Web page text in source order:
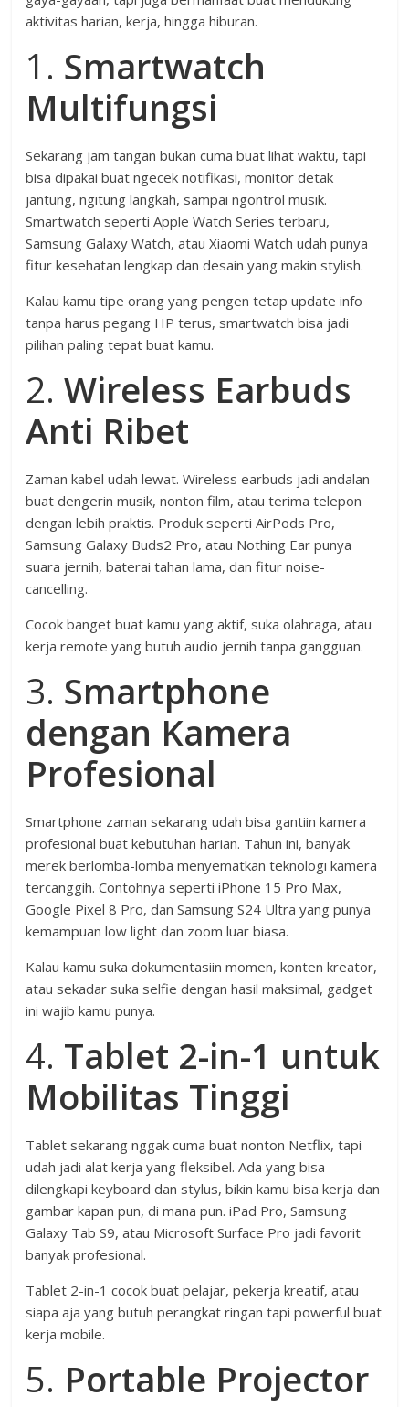
aktivitas harian, kerja, hingga hiburan.
1. Smartwatch
Multifungsi
Sekarang jam tangan bukan cuma buat lihat waktu, tapi
bisa dipakai buat ngecek notifikasi, monitor detak
jantung, ngitung langkah, sampai ngontrol musik.
Smartwatch seperti Apple Watch Series terbaru,
Samsung Galaxy Watch, atau Xiaomi Watch udah punya
fitur kesehatan lengkap dan desain yang makin stylish.
Kalau kamu tipe orang yang pengen tetap update info
tanpa harus pegang HP terus, smartwatch bisa jadi
pilihan paling tepat buat kamu.
2.Wireless Earbuds
Anti Ribet
Zaman kabel udah lewat. Wireless earbuds jadi andalan
buat dengerin musik, nonton film, atau terima telepon
dengan lebih praktis. Produk seperti AirPods Pro,
Samsung Galaxy Buds2 Pro, atau Nothing Ear punya
suara jernih, baterai tahan lama, dan fitur noise-
cancelling.
Cocok banget buat kamu yang aktif, suka olahraga, atau
kerja remote yang butuh audio jernih tanpa gangguan.
3. Smartphone
dengan Kamera
Profesional
Smartphone zaman sekarang udah bisa gantiin kamera
profesional buat kebutuhan harian. Tahun ini, banyak
merek berlomba-lomba menyematkan teknologi kamera
tercanggih. Contohnya seperti iPhone 15 Pro Max,
Google Pixel 8 Pro, dan Samsung S24 Ultra yang punya
kemampuan low light dan zoom luar biasa.
Kalau kamu suka dokumentasiin momen, konten kreator,
atau sekadar suka selfie dengan hasil maksimal, gadget
ini wajib kamu punya.
4. Tablet 2-in-1 untuk
Mobilitas Tinggi
Tablet sekarang nggak cuma buat nonton Netflix, tapi
udah jadi alat kerja yang fleksibel. Ada yang bisa
dilengkapi keyboard dan stylus, bikin kamu bisa kerja dan
gambar kapan pun, di mana pun. iPad Pro, Samsung
Galaxy Tab S9, atau Microsoft Surface Pro jadi favorit
banyak profesional.
Tablet 2-in-1 cocok buat pelajar, pekerja kreatif, atau
siapa aja yang butuh perangkat ringan tapi powerful buat
kerja mobile.
5. Portable Projector